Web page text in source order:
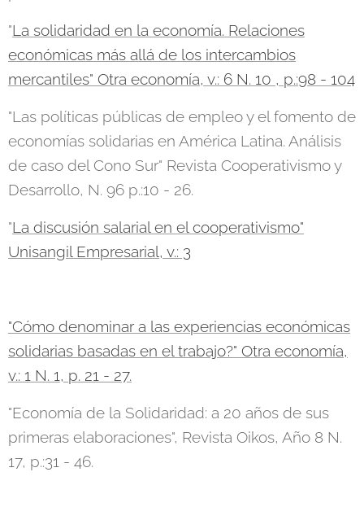
"La solidaridad en la economía. Relaciones
económicas más allá de los intercambios
mercantiles" Otra economía, v.: 6 N. 10 , p.:98 - 104
"Las políticas públicas de empleo y el fomento de
economías solidarias en América Latina. Análisis
de caso del Cono Sur" Revista Cooperativismo y
Desarrollo, N. 96 p.:10 - 26.
"La discusión salarial en el cooperativismo"
Unisangil Empresarial, v.: 3
"Cómo denominar a las experiencias económicas
solidarias basadas en el trabajo?" Otra economía,
v.: 1 N. 1, p. 21 - 27.
"Economía de la Solidaridad: a 20 años de sus
primeras elaboraciones", Revista Oikos, Año 8 N.
17, p.:31 - 46.